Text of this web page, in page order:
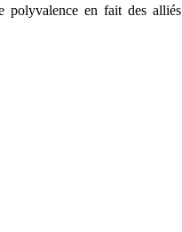
polyvalence en fait des alliés